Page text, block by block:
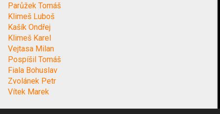
Parůžek Tomáš
Klimeš Luboš
Kašík Ondřej
Klimeš Karel
Vejtasa Milan
Pospíšil Tomáš
Fiala Bohuslav
Zvolánek Petr
Vítek Marek